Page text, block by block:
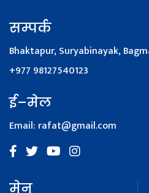
सम्पर्क
Bhaktapur, Suryabinayak,
+977 98127540123
ई–मेल
Email: rafat@gmail.com
मेनू